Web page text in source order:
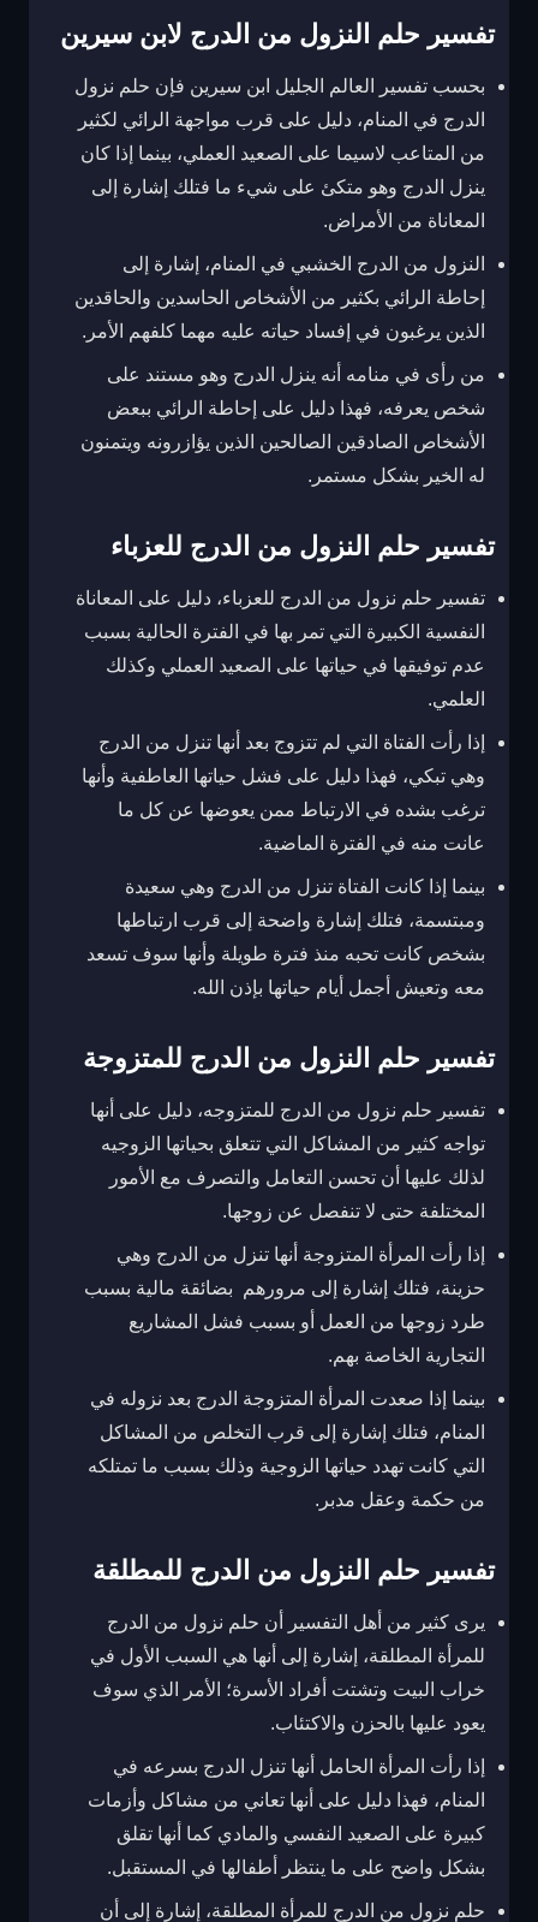
تفسير حلم النزول من الدرج لابن سيرين
بحسب تفسير العالم الجليل ابن سيرين فإن حلم نزول
الدرج في المنام، دليل على قرب مواجهة الرائي لكثير
من المتاعب لاسيما على الصعيد العملي، بينما إذا كان
ينزل الدرج وهو متكئ على شيء ما فتلك إشارة إلى
المعاناة من الأمراض.
النزول من الدرج الخشبي في المنام، إشارة إلى
إحاطة الرائي بكثير من الأشخاص الحاسدين والحاقدين
الذين يرغبون في إفساد حياته عليه مهما كلفهم الأمر.
من رأى في منامه أنه ينزل الدرج وهو مستند على
شخص يعرفه، فهذا دليل على إحاطة الرائي ببعض
الأشخاص الصادقين الصالحين الذين يؤازرونه ويتمنون
له الخير بشكل مستمر.
تفسير حلم النزول من الدرج للعزباء
تفسير حلم نزول من الدرج للعزباء، دليل على المعاناة
النفسية الكبيرة التي تمر بها في الفترة الحالية بسبب
عدم توفيقها في حياتها على الصعيد العملي وكذلك
العلمي.
إذا رأت الفتاة التي لم تتزوج بعد أنها تنزل من الدرج
وهي تبكي، فهذا دليل على فشل حياتها العاطفية وأنها
ترغب بشده في الارتباط ممن يعوضها عن كل ما
عانت منه في الفترة الماضية.
بينما إذا كانت الفتاة تنزل من الدرج وهي سعيدة
ومبتسمة، فتلك إشارة واضحة إلى قرب ارتباطها
بشخص كانت تحبه منذ فترة طويلة وأنها سوف تسعد
معه وتعيش أجمل أيام حياتها بإذن الله.
تفسير حلم النزول من الدرج للمتزوجة
تفسير حلم نزول من الدرج للمتزوجه، دليل على أنها
تواجه كثير من المشاكل التي تتعلق بحياتها الزوجيه
لذلك عليها أن تحسن التعامل والتصرف مع الأمور
المختلفة حتى لا تنفصل عن زوجها.
إذا رأت المرأة المتزوجة أنها تنزل من الدرج وهي
حزينة، فتلك إشارة إلى مرورهم بضائقة مالية بسبب
طرد زوجها من العمل أو بسبب فشل المشاريع
التجارية الخاصة بهم.
بينما إذا صعدت المرأة المتزوجة الدرج بعد نزوله في
المنام، فتلك إشارة إلى قرب التخلص من المشاكل
التي كانت تهدد حياتها الزوجية وذلك بسبب ما تمتلكه
من حكمة وعقل مدبر.
تفسير حلم النزول من الدرج للمطلقة
يرى كثير من أهل التفسير أن حلم نزول من الدرج
للمرأة المطلقة، إشارة إلى أنها هي السبب الأول في
خراب البيت وتشتت أفراد الأسرة؛ الأمر الذي سوف
يعود عليها بالحزن والاكتئاب.
إذا رأت المرأة الحامل أنها تنزل الدرج بسرعه في
المنام، فهذا دليل على أنها تعاني من مشاكل وأزمات
كبيرة على الصعيد النفسي والمادي كما أنها تقلق
بشكل واضح على ما ينتظر أطفالها في المستقبل.
حلم نزول من الدرج للمرأة المطلقة، إشارة إلى أن